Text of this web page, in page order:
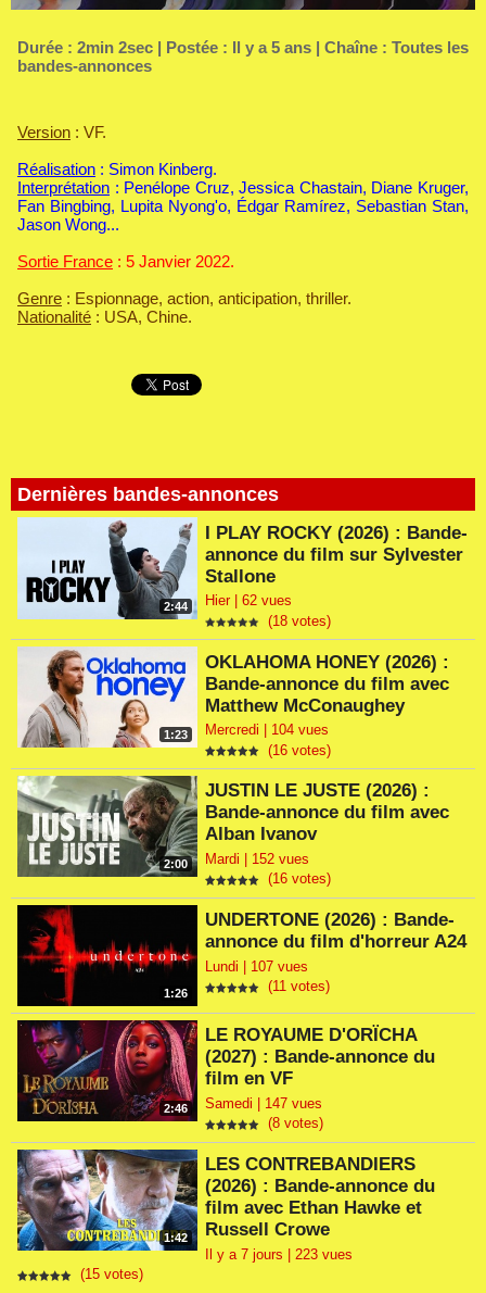
Dernières bandes-annonces
2:44
I PLAY ROCKY (2026) : Bande-
annonce du film sur Sylvester
Stallone
Hier | 62 vues
(18 votes)
1:23
OKLAHOMA HONEY (2026) :
Bande-annonce du film avec
Matthew McConaughey
Mercredi | 104 vues
(16 votes)
2:00
JUSTIN LE JUSTE (2026) :
Bande-annonce du film avec
Alban Ivanov
Mardi | 152 vues
(16 votes)
1:26
UNDERTONE (2026) : Bande-
annonce du film d'horreur A24
Lundi | 107 vues
(11 votes)
2:46
LE ROYAUME D'ORÏCHA
(2027) : Bande-annonce du
film en VF
Samedi | 147 vues
(8 votes)
1:42
LES CONTREBANDIERS
(2026) : Bande-annonce du
film avec Ethan Hawke et
Russell Crowe
Il y a 7 jours | 223 vues
(15 votes)
Durée : 2min 2sec | Postée : Il y a 5 ans | Chaîne : Toutes les
bandes-annonces
Version : VF.
Réalisation : Simon Kinberg.
Interprétation : Penélope Cruz, Jessica Chastain, Diane Kruger,
Fan Bingbing, Lupita Nyong'o, Édgar Ramírez, Sebastian Stan,
Jason Wong...
Sortie France : 5 Janvier 2022.
Genre : Espionnage, action, anticipation, thriller.
Nationalité : USA, Chine.